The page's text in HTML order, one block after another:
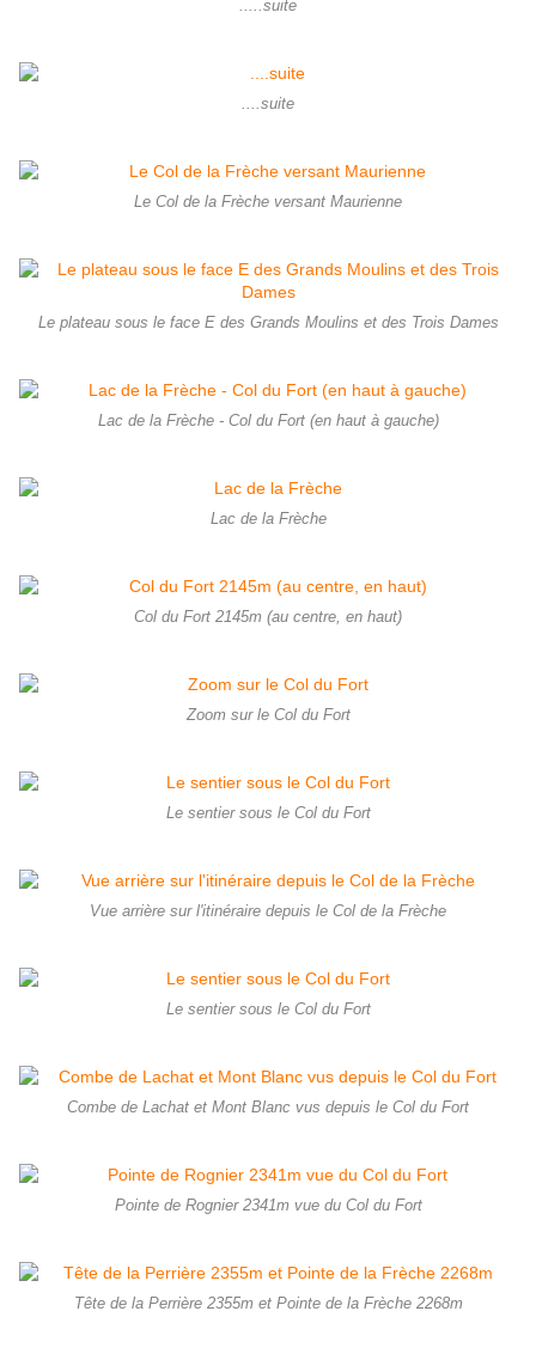
.....suite
....suite
Le Col de la Frèche versant Maurienne
Le plateau sous le face E des Grands Moulins et des Trois Dames
Lac de la Frèche - Col du Fort (en haut à gauche)
Lac de la Frèche
Col du Fort 2145m (au centre, en haut)
Zoom sur le Col du Fort
Le sentier sous le Col du Fort
Vue arrière sur l'itinéraire depuis le Col de la Frèche
Le sentier sous le Col du Fort
Combe de Lachat et Mont Blanc vus depuis le Col du Fort
Pointe de Rognier 2341m vue du Col du Fort
Tête de la Perrière 2355m et Pointe de la Frèche 2268m